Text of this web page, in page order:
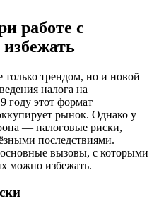
работе с
только трендом, но и новой
налога на
году этот формат
рынок. Однако у
— налоговые риски,
последствиями.
вызовы, с которыми
можно избежать.